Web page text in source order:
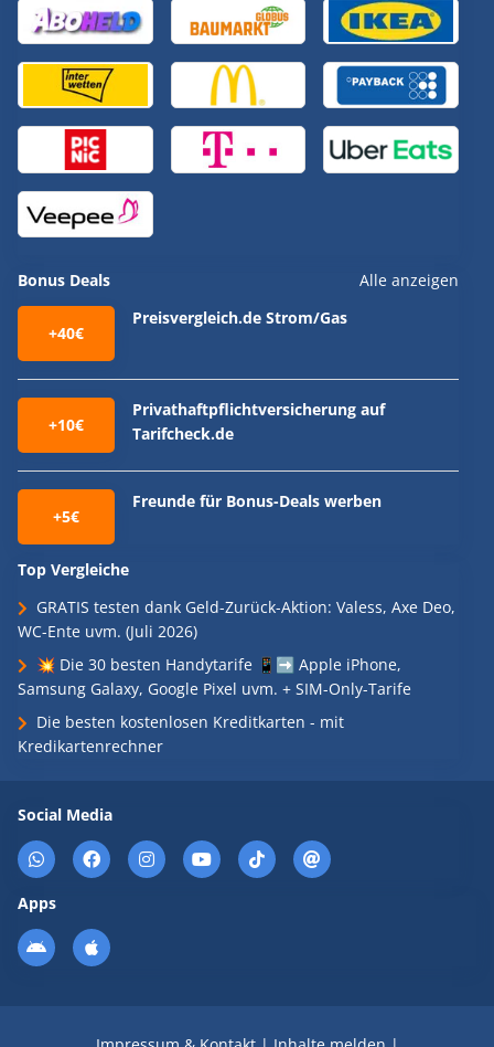
Bonus Deals Alle anzeigen
+40€
Preisvergleich.de Strom/Gas
+10€
Privathaftpflichtversicherung auf
Tarifcheck.de
+5€
Freunde für Bonus-Deals werben
Top Vergleiche
GRATIS testen dank Geld-Zurück-Aktion: Valess, Axe Deo,
WC-Ente uvm. (Juli 2026)
💥 Die 30 besten Handytarife 📱➡️ Apple iPhone,
Samsung Galaxy, Google Pixel uvm. + SIM-Only-Tarife
Die besten kostenlosen Kreditkarten - mit
Kredikartenrechner
Social Media
Apps